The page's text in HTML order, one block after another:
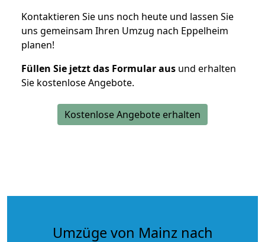
Kontaktieren Sie uns noch heute und lassen Sie
uns gemeinsam Ihren Umzug nach Eppelheim
planen!
Füllen Sie jetzt das Formular aus und erhalten
Sie kostenlose Angebote.
Kostenlose Angebote erhalten
Umzüge von Mainz nach